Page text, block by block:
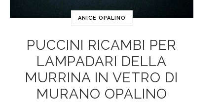
ANICE OPALINO
PUCCINI RICAMBI PER
LAMPADARI DELLA
MURRINA IN VETRO DI
MURANO OPALINO